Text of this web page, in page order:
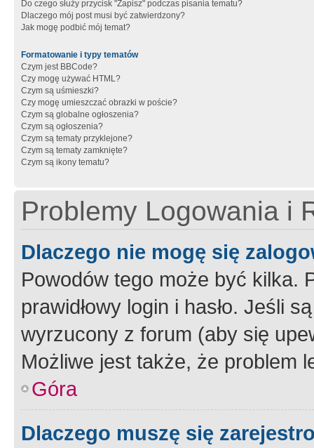
Do czego służy przycisk "Zapisz" podczas pisania tematu?
Dlaczego mój post musi być zatwierdzony?
Jak mogę podbić mój temat?
Formatowanie i typy tematów
Czym jest BBCode?
Czy mogę używać HTML?
Czym są uśmieszki?
Czy mogę umieszczać obrazki w poście?
Czym są globalne ogłoszenia?
Czym są ogłoszenia?
Czym są tematy przyklejone?
Czym są tematy zamknięte?
Czym są ikony tematu?
Problemy Logowania i
Dlaczego nie mogę się
Powodów tego może być kilka.
prawidłowy login i hasło. Jeśli
wyrzucony z forum (aby się
Możliwe jest także, że problem
Góra
Dlaczego muszę się